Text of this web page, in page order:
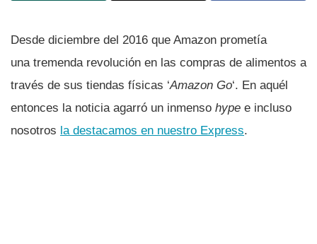
Desde diciembre del 2016 que Amazon prometí­a
una tremenda revolución en las compras de alimentos a
través de sus tiendas fí­sicas ‘Amazon Go‘. En aquél
entonces la noticia agarró un inmenso hype e incluso
nosotros la destacamos en nuestro Express.